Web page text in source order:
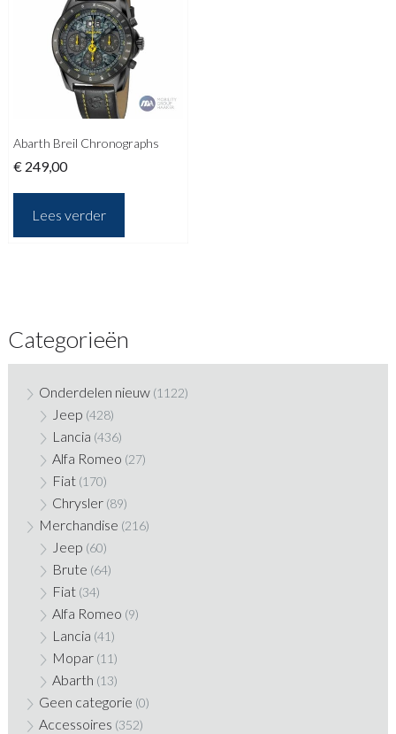
Abarth Breil Chronographs
€ 249,00
Lees verder
Categorieën
Onderdelen nieuw (1122)
Jeep (428)
Lancia (436)
Alfa Romeo (27)
Fiat (170)
Chrysler (89)
Merchandise (216)
Jeep (60)
Brute (64)
Fiat (34)
Alfa Romeo (9)
Lancia (41)
Mopar (11)
Abarth (13)
Geen categorie (0)
Accessoires (352)